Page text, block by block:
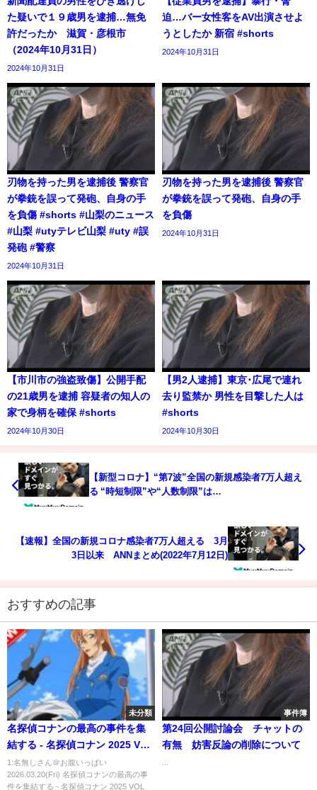
た疑いで１９歳男を逮捕…無免
許だったか 滋賀・彦根市
（2024年10月31日）
2024年10月31日
迫…バー女性客をAV出演させよ
うとしたか 新宿 #shorts
2024年10月31日
刃物を持った男を逮捕後 警察官
が拳銃を誤って発砲、自身の手
を負傷 #shorts #山梨のニュース
#山梨 #utyテレビ山梨 #uty #誤
発砲 #警察
2024年10月31日
刃物を持った男を逮捕後 警察官
が拳銃を誤って発砲、自身の手
を負傷
2024年10月31日
【市川市の強盗致傷】公開手配
の21歳男を逮捕 容疑者の知人の
家で身柄を確保 #shorts
2024年10月30日
【男2人逮捕】東京･広尾で連れ
去り監禁か 男性を目撃した人は
#shorts
2024年10月30日
【新型コロナ】“第7波”全国の新規感染者7万人超え
る “時短制限”や“人数制限”は…
【速報】全国の新規コロナ感染者7万人超える 3月
3日以来 ANNまとめ(2022年7月12日)
おすすめの記事
未分類
名探偵コナンの最高の事件を集
結する - 名探偵コナン 2025 VOL
1767
1:名無しさん＠お腹いっぱい
2026.03.20(Fri) 名探偵コナンの最高の事
件を集結する - 名探偵コナン 2025 VOL
事件簿
第24回公開討論会 チャットの
有無 妨害反論の削除について